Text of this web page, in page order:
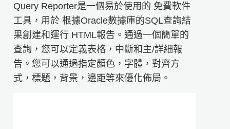
Query Reporter是一個易於使用的 免費軟件
工具，用於 根據Oracle數據庫的SQL查詢結
果創建和運行 HTML報告。通過一個簡單的
查詢，您可以定義表格，中斷和主/詳細報
告。您可以通過指定顏色，字體，對齊方
式，標題，背景，邊距等來優化佈局。